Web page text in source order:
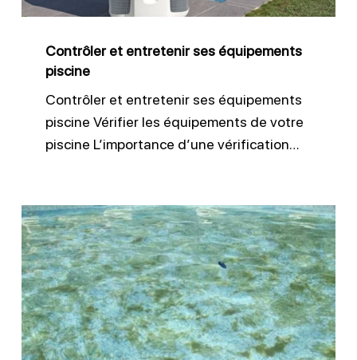
Contrôler et entretenir ses équipements
piscine
Contrôler et entretenir ses équipements
piscine Vérifier les équipements de votre
piscine L’importance d’une vérification…
Lutter
efficacement
contre
les
algues
piscine